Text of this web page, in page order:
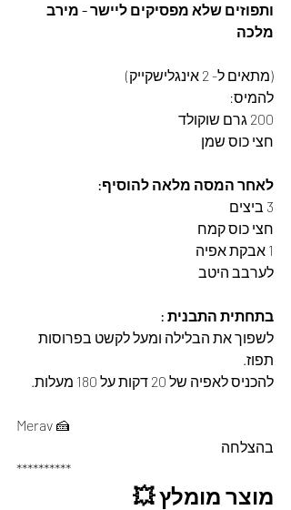
ותפוזים שלא מפסיקים ליישר - מירב
מלכה
(מתאים ל- 2 אינגלישקייק)
להמיס:
200 גרם שוקולד
חצי כוס שמן
לאחר המסה מלאה להוסיף:
3 ביצים
חצי כוס קמח
1 אבקת אפיה
לערבב היטב
בתחתית התבנית :
לשפוך את הבלילה ומעל לקשט בפרוסות
תפוז.
להכניס לאפיה של 20 דקות על 180 מעלות.
Merav 🍰
בהצלחה
**********
מוצר מומלץ 💥